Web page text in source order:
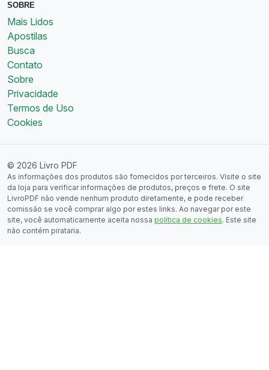
SOBRE
Mais Lidos
Apostilas
Busca
Contato
Sobre
Privacidade
Termos de Uso
Cookies
© 2026 Livro PDF
As informações dos produtos são fornecidos por terceiros. Visite o site
da loja para verificar informações de produtos, preços e frete. O site
LivroPDF não vende nenhum produto diretamente, e pode receber
comissão se você comprar algo por estes links. Ao navegar por este
site, você automaticamente aceita nossa política de cookies. Este site
não contém pirataria.